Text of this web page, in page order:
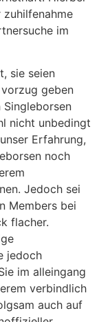
zuhilfenahme
im
sie seien
geben
nicht unbedingt
Erfahrung,
noch
Jedoch sei
Members bei
flacher.
jedoch
im alleingang
verbindlich
auch auf